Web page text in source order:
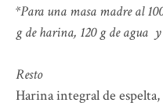
*Para una masa madre al
g de harina, 120 g de agua
Resto
Harina integral de espelta,